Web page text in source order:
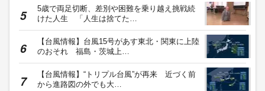
5歳で両足切断、差別や困難を乗り越え挑戦続
けた人生 「人生は捨てた…
【台風情報】台風15号があす東北・関東に上陸
のおそれ 福島・茨城上…
【台風情報】“トリプル台風”が再来 近づく前
から進路図の外でも大…